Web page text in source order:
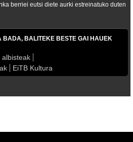
berriei eutsi diete aurki estreinatuko duten
BADA, BALITEKE BESTE GAI HAUEK
albisteak
EiTB Kultura